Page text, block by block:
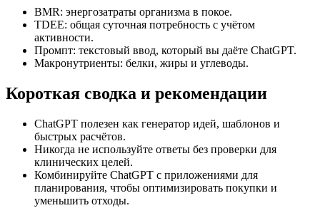
BMR: энергозатраты организма в покое.
TDEE: общая суточная потребность с учётом
активности.
Промпт: текстовый ввод, который вы даёте ChatGPT.
Макронутриенты: белки, жиры и углеводы.
Короткая сводка и рекомендации
ChatGPT полезен как генератор идей, шаблонов и
быстрых расчётов.
Никогда не используйте ответы без проверки для
клинических целей.
Комбинируйте ChatGPT с приложениями для
планирования, чтобы оптимизировать покупки и
уменьшить отходы.